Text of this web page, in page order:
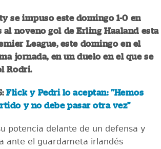
se impuso este domingo 1-0 en
noveno gol de Erling Haaland esta
League, este domingo en el
jornada, en un duelo en el que se
Rodri.
Flick y Pedri lo aceptan: "Hemos
y no debe pasar otra vez"
potencia delante de un defensa y
ante el guardameta irlandés